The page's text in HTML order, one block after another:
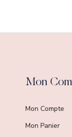
Mon
Mon Compte
Mon Panier